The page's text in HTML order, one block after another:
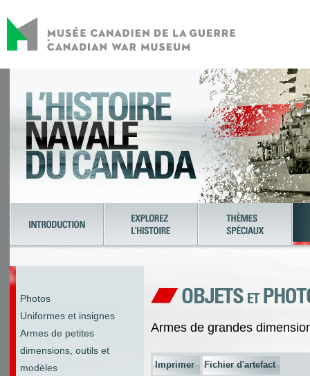
Photos
Uniformes et insignes
Armes de petites
dimensions, outils et
modèles
Armes de grandes
Imprimer Fichier d'artefact